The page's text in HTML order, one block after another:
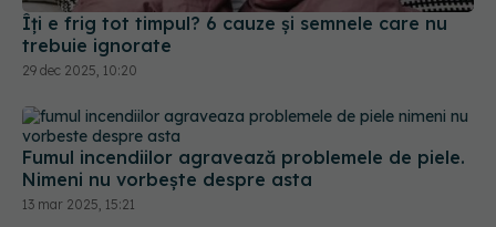
trebuie ignorate
29 dec 2025, 10:20
Fumul incendiilor agravează problemele de piele.
Nimeni nu vorbește despre asta
13 mar 2025, 15:21